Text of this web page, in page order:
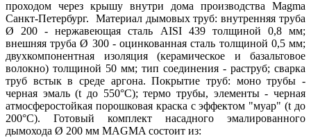
проходом через крышу внутри дома производства Magma
Санкт-Петербург. Материал дымовых труб: внутренняя труба
Ø 200 - нержавеющая сталь AISI 439 толщиной 0,8 мм;
внешняя труба Ø 300 - оцинкованная сталь толщиной 0,5 мм;
двухкомпонентная изоляция (керамическое и базальтовое
волокно) толщиной 50 мм; тип соединения - раструб; сварка
труб встык в среде аргона. Покрытие труб: моно трубы -
черная эмаль (t до 550°С); термо трубы, элементы - черная
атмосферостойкая порошковая краска с эффектом "муар" (t до
200°С). Готовый комплект насадного эмалированного
дымохода Ø 200 мм MAGMA состоит из: